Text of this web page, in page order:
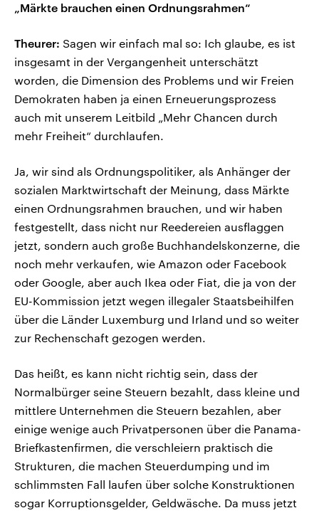
„Märkte brauchen einen Ordnungsrahmen“
Theurer: Sagen wir einfach mal so: Ich glaube, es ist
insgesamt in der Vergangenheit unterschätzt
worden, die Dimension des Problems und wir Freien
Demokraten haben ja einen Erneuerungsprozess
auch mit unserem Leitbild „Mehr Chancen durch
mehr Freiheit“ durchlaufen.
Ja, wir sind als Ordnungspolitiker, als Anhänger der
sozialen Marktwirtschaft der Meinung, dass Märkte
einen Ordnungsrahmen brauchen, und wir haben
festgestellt, dass nicht nur Reedereien ausflaggen
jetzt, sondern auch große Buchhandelskonzerne, die
noch mehr verkaufen, wie Amazon oder Facebook
oder Google, aber auch Ikea oder Fiat, die ja von der
EU-Kommission jetzt wegen illegaler Staatsbeihilfen
über die Länder Luxemburg und Irland und so weiter
zur Rechenschaft gezogen werden.
Das heißt, es kann nicht richtig sein, dass der
Normalbürger seine Steuern bezahlt, dass kleine und
mittlere Unternehmen die Steuern bezahlen, aber
einige wenige auch Privatpersonen über die Panama-
Briefkastenfirmen, die verschleiern praktisch die
Strukturen, die machen Steuerdumping und im
schlimmsten Fall laufen über solche Konstruktionen
sogar Korruptionsgelder, Geldwäsche. Da muss jetzt